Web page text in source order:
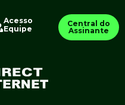
Acesso
Equipe
Central do
Assinante